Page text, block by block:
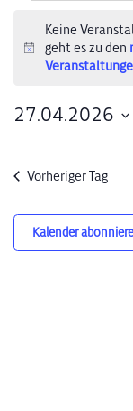
für
2026
Hinweis
Keine
geht es zu den
27.04.2026
Vorheriger Tag
Kalender